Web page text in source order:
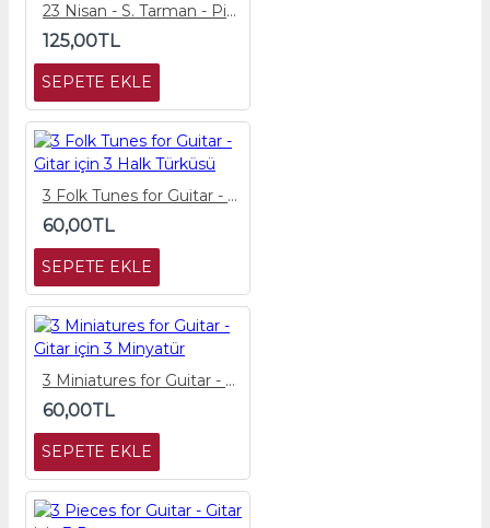
23 Nisan - S. Tarman - Piyano Eşlik Partisi
125,00TL
SEPETE EKLE
3 Folk Tunes for Guitar - Gitar için 3 Halk Türküsü
60,00TL
SEPETE EKLE
3 Miniatures for Guitar - Gitar için 3 Minyatür
60,00TL
SEPETE EKLE